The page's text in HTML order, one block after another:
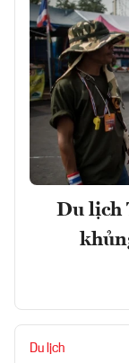
Du lịch
Du lịch